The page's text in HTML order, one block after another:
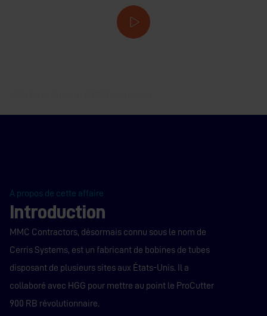
A propos de cette affaire
Introduction
MMC Contractors, désormais connu sous le nom de
Cerris Systems, est un fabricant de bobines de tubes
disposant de plusieurs sites aux États-Unis. Il a
collaboré avec HGG pour mettre au point le ProCutter
900 RB révolutionnaire.